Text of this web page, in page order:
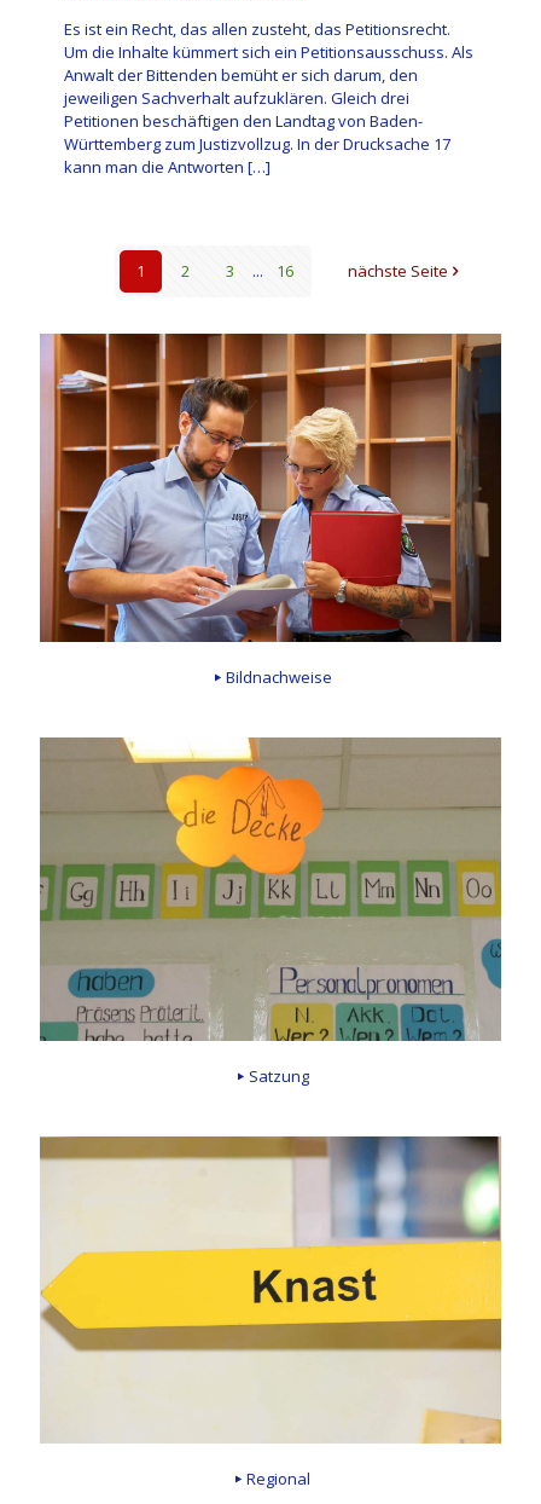
Es ist ein Recht, das allen zusteht, das Petitionsrecht.
Um die Inhalte kümmert sich ein Petitionsausschuss. Als
Anwalt der Bittenden bemüht er sich darum, den
jeweiligen Sachverhalt aufzuklären. Gleich drei
Petitionen beschäftigen den Landtag von Baden-
Württemberg zum Justizvollzug. In der Drucksache 17
kann man die Antworten […]
1 2 3 ... 16 nächste Seite
Bildnachweise
Satzung
Regional